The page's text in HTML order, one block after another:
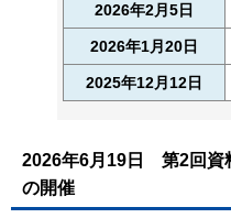
2026年2月5日
2026年1月20日
2025年12月12日
2026年6月19日 第2回資
の開催